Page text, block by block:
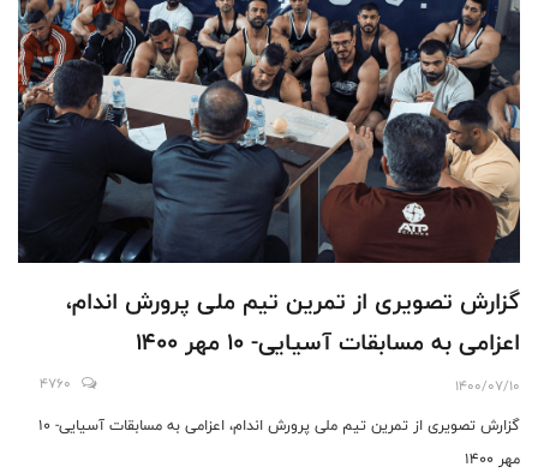
گزارش تصویری از تمرین تیم ملی پرورش اندام،
اعزامی به مسابقات آسیایی- 10 مهر 1400
1400/07/10
4760
گزارش تصویری از تمرین تیم ملی پرورش اندام، اعزامی به مسابقات آسیایی- 10
مهر 1400